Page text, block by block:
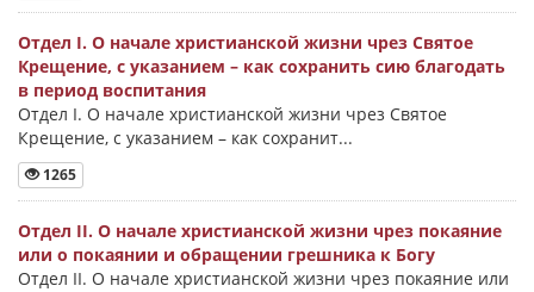
Отдел I. О начале христианской жизни чрез Святое
Крещение, с указанием – как сохранить сию благодать
в период воспитания
Отдел I. О начале христианской жизни чрез Святое
Крещение, с указанием – как сохранит...
1265
Отдел II. О начале христианской жизни чрез покаяние
или о покаянии и обращении грешника к Богу
Отдел II. О начале христианской жизни чрез покаяние или